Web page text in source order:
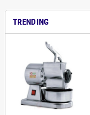
TRENDING